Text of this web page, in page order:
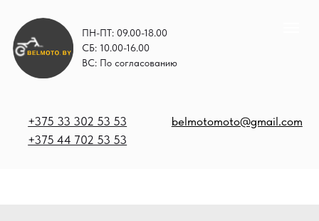
ПН-ПТ: 09.00-18.00
СБ: 10.00-16.00
ВС: По согласованию